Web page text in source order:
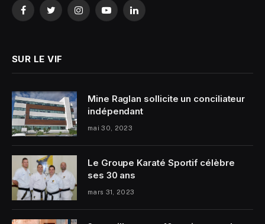
FacebookTwitterInstagramYouTubeLinkedIn
SUR LE VIF
Mine Raglan sollicite un conciliateur
indépendant
mai 30, 2023
Le Groupe Karaté Sportif célèbre
ses 30 ans
mars 31, 2023